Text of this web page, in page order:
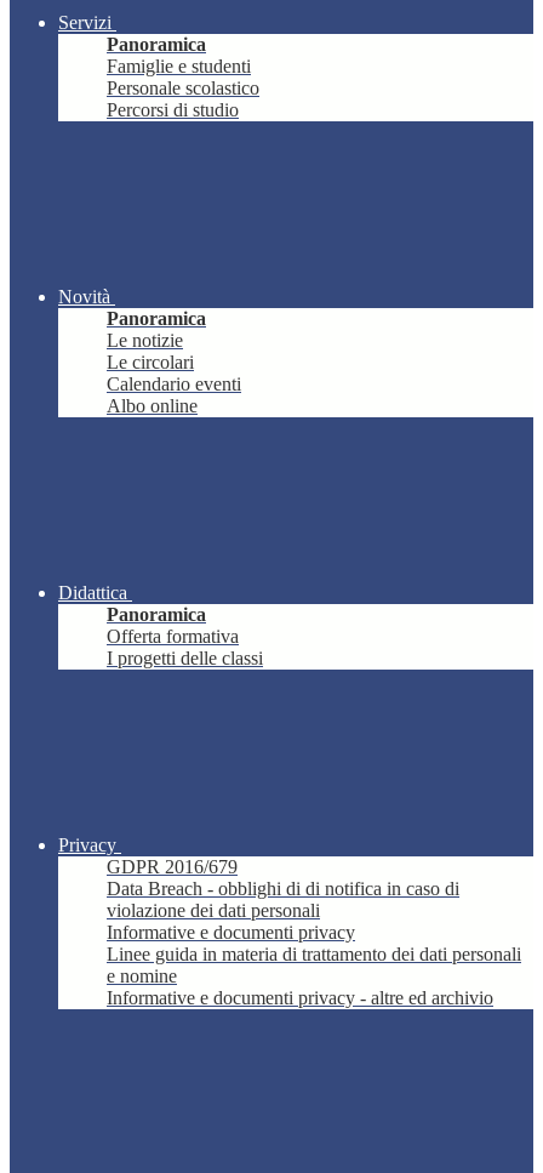
Servizi
Panoramica
Famiglie e studenti
Personale scolastico
Percorsi di studio
Novità
Panoramica
Le notizie
Le circolari
Calendario eventi
Albo online
Didattica
Panoramica
Offerta formativa
I progetti delle classi
Privacy
GDPR 2016/679
Data Breach - obblighi di di notifica in caso di
violazione dei dati personali
Informative e documenti privacy
Linee guida in materia di trattamento dei dati personali
e nomine
Informative e documenti privacy - altre ed archivio